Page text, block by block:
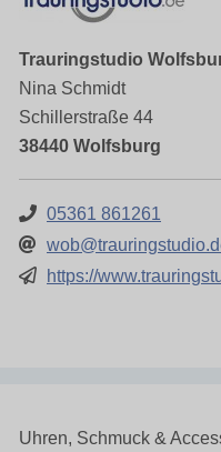
Trauringstudio
Nina Schmidt
Schillerstraße 44
38440 Wolfsburg
05361 861261
https://
Uhren, Schmuck &